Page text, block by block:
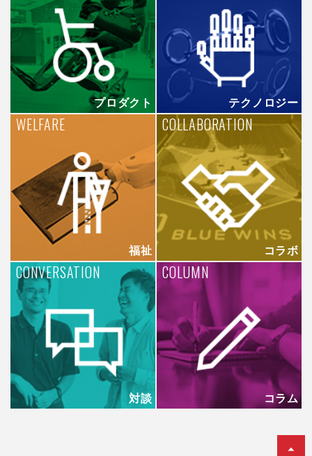
プロダクト テクノロジー
福祉
WELFARE
コラボ
COLLABORATION
対談
CONVERSATION
コラム
COLUMN